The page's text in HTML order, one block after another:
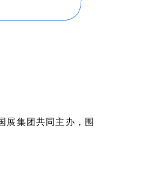
展集团共同主办，围